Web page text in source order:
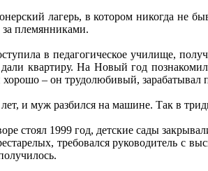
лагерь, в котором никогда не
за племянниками.
в педагогическое училище,
квартиру. На Новый год
– он трудолюбивый,
и муж разбился на машине. Так в
стоял 1999 год, детские сады
требовался руководитель с